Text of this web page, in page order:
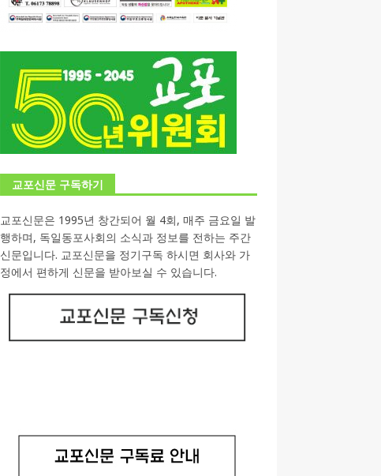
교포신문 구독하기
교포신문은 1995년 창간되어 월 4회, 매주 금요일 발
행하며, 독일동포사회의 소식과 정보를 전하는 주간
신문입니다. 교포신문을 정기구독 하시면 회사와 가
정에서 편하게 신문을 받아보실 수 있습니다.